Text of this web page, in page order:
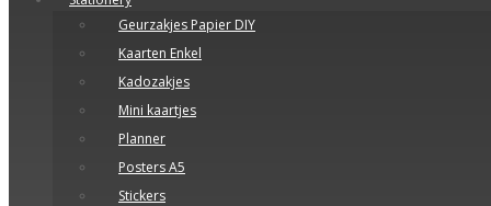
Geurzakjes Papier DIY
Kaarten Enkel
Kadozakjes
Mini kaartjes
Planner
Posters A5
Stickers